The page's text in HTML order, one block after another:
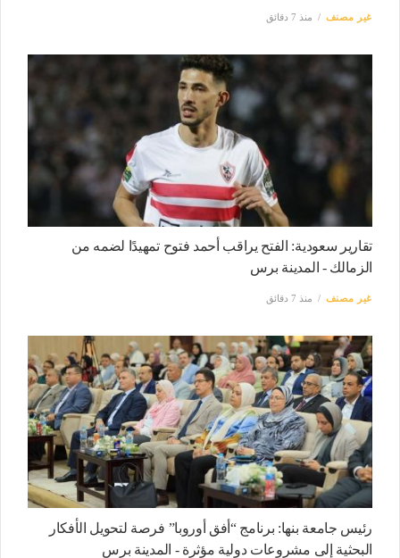
غير مصنف منذ 7 دقائق
تقارير سعودية: الفتح يراقب أحمد فتوح تمهيدًا لضمه من
الزمالك - المدينة برس
غير مصنف منذ 7 دقائق
رئيس جامعة بنها: برنامج “أفق أوروبا” فرصة لتحويل الأفكار
البحثية إلى مشروعات دولية مؤثرة - المدينة برس